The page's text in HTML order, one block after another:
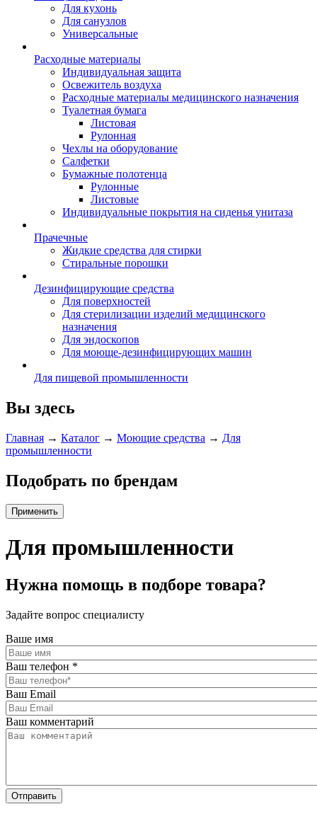
Для кухонь
Для санузлов
Универсальные
Расходные материалы
Индивидуальная защита
Освежитель воздуха
Расходные материалы медицинского назначения
Туалетная бумага
Листовая
Рулонная
Чехлы на оборудование
Салфетки
Бумажные полотенца
Рулонные
Листовые
Индивидуальные покрытия на сиденья унитаза
Прачечные
Жидкие средства для стирки
Стиральные порошки
Дезинфицирующие средства
Для поверхностей
Для стерилизации изделий медицинского
назначения
Для эндоскопов
Для моюще-дезинфицирующих машин
Для пищевой промышленности
Вы здесь
Главная → Каталог → Моющие средства → Для
промышленности
Подобрать по брендам
Для промышленности
Нужна помощь в подборе товара?
Задайте вопрос специалисту
Ваше имя
Ваш телефон *
Ваш Email
Ваш комментарий